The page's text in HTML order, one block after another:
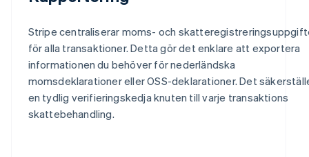
Stripe centraliserar moms- och
för alla transaktioner. Detta gör det enklare att exportera
informationen du behöver för nederländska
momsdeklarationer eller OSS-deklarationer. Det
en tydlig verifieringskedja knuten till varje transaktions
skattebehandling.
Australien
Belgien
NederlandsFrançais